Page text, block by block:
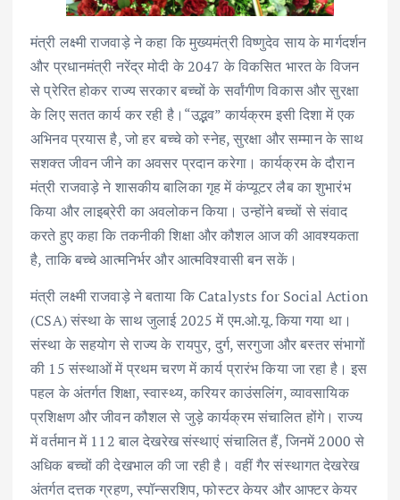
मंत्री लक्ष्मी राजवाड़े ने कहा कि मुख्यमंत्री विष्णुदेव साय के मार्गदर्शन
और प्रधानमंत्री नरेंद्र मोदी के 2047 के विकसित भारत के विजन
से प्रेरित होकर राज्य सरकार बच्चों के सर्वांगीण विकास और सुरक्षा
के लिए सतत कार्य कर रही है।“उद्भव” कार्यक्रम इसी दिशा में एक
अभिनव प्रयास है, जो हर बच्चे को स्नेह, सुरक्षा और सम्मान के साथ
सशक्त जीवन जीने का अवसर प्रदान करेगा। कार्यक्रम के दौरान
मंत्री राजवाड़े ने शासकीय बालिका गृह में कंप्यूटर लैब का शुभारंभ
किया और लाइब्रेरी का अवलोकन किया। उन्होंने बच्चों से संवाद
करते हुए कहा कि तकनीकी शिक्षा और कौशल आज की आवश्यकता
है, ताकि बच्चे आत्मनिर्भर और आत्मविश्वासी बन सकें।
मंत्री लक्ष्मी राजवाड़े ने बताया कि Catalysts for Social Action
(CSA) संस्था के साथ जुलाई 2025 में एम.ओ.यू. किया गया था।
संस्था के सहयोग से राज्य के रायपुर, दुर्ग, सरगुजा और बस्तर संभागों
की 15 संस्थाओं में प्रथम चरण में कार्य प्रारंभ किया जा रहा है। इस
पहल के अंतर्गत शिक्षा, स्वास्थ्य, करियर काउंसलिंग, व्यावसायिक
प्रशिक्षण और जीवन कौशल से जुड़े कार्यक्रम संचालित होंगे। राज्य
में वर्तमान में 112 बाल देखरेख संस्थाएं संचालित हैं, जिनमें 2000 से
अधिक बच्चों की देखभाल की जा रही है। वहीं गैर संस्थागत देखरेख
अंतर्गत दत्तक ग्रहण, स्पॉन्सरशिप, फोस्टर केयर और आफ्टर केयर